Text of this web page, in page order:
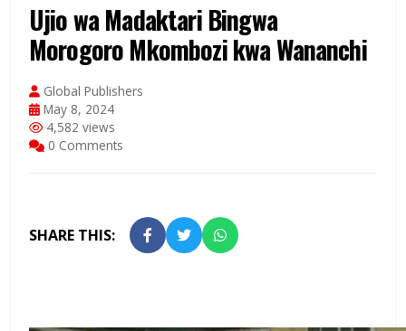
Ujio wa Madaktari Bingwa
Morogoro Mkombozi kwa Wananchi
Global Publishers
May 8, 2024
4,582 views
0 Comments
SHARE THIS: